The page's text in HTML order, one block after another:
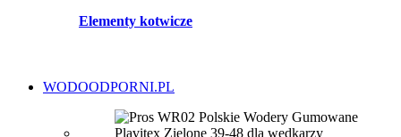
Elementy kotwicze
WODOODPORNI.PL